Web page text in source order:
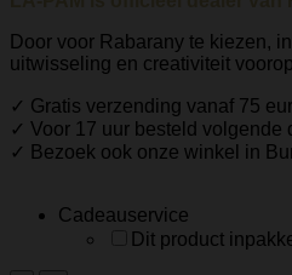
Door voor Rabarany te kiezen,
uitwisseling en creativiteit
✓ Gratis verzending vanaf 75
✓ Voor 17 uur besteld volgende
✓ Bezoek ook onze winkel in
Cadeauservice
Dit product